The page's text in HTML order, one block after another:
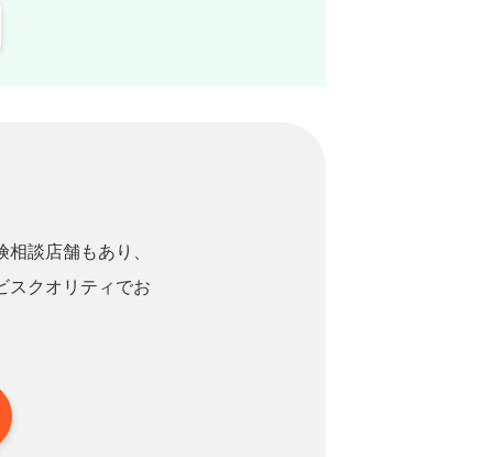
相談店舗もあり、
スクオリティでお